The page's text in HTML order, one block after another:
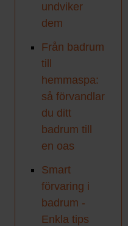
undviker
dem
Från badrum
till
hemmaspa:
så förvandlar
du ditt
badrum till
en oas
Smart
förvaring i
badrum -
Enkla tips